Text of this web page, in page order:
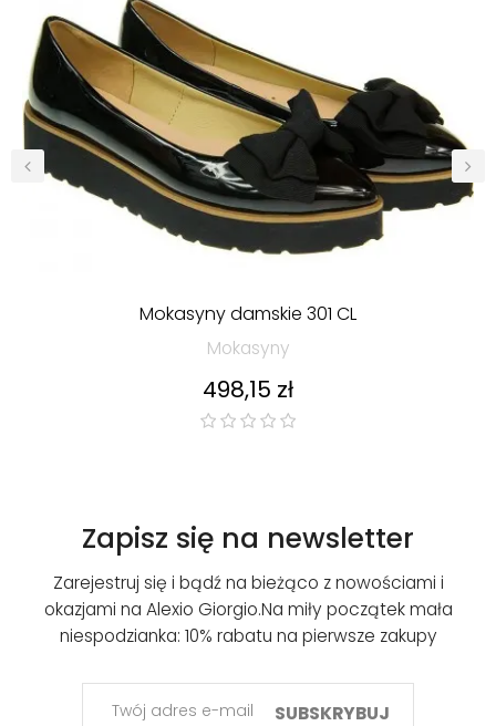
Mokasyny damskie 301 CL
Mokasyny
Cena
498,15 zł
›
Zapisz się na newsletter
Zarejestruj się i bądź na bieżąco z nowościami i
okazjami na Alexio Giorgio.Na miły początek mała
niespodzianka: 10% rabatu na pierwsze zakupy
SUBSKRYBUJ